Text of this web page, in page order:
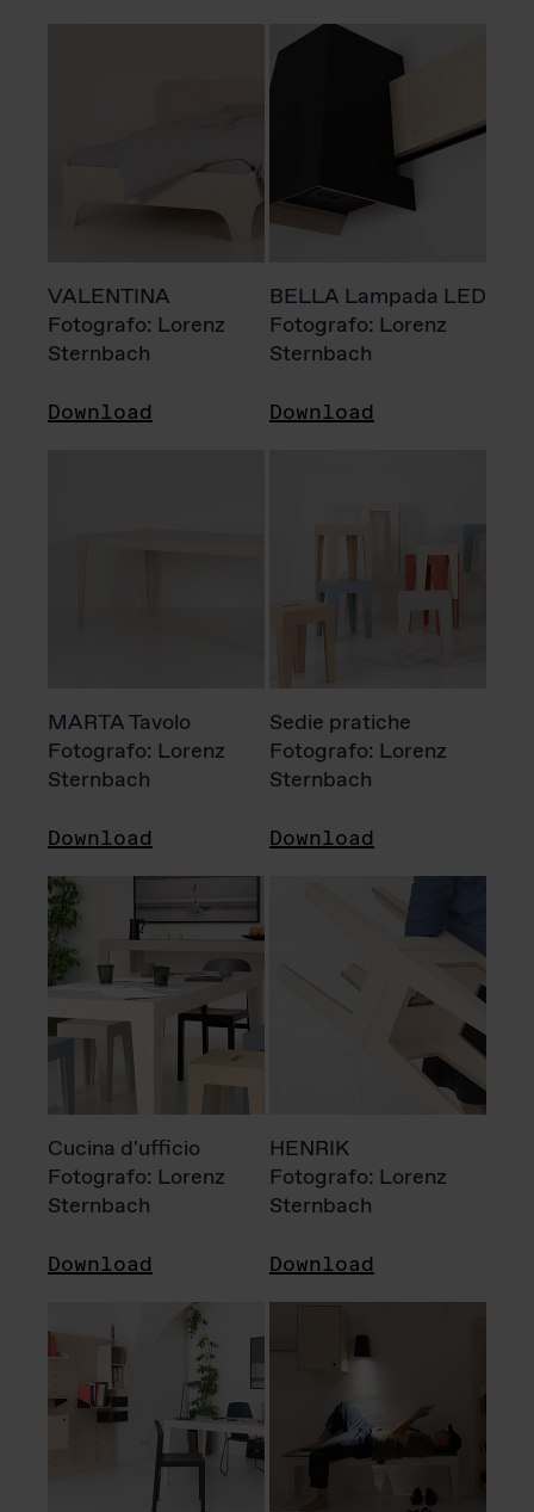
VALENTINA
Fotografo: Lorenz
Sternbach
Download
BELLA Lampada LED
Fotografo: Lorenz
Sternbach
Download
MARTA Tavolo
Fotografo: Lorenz
Sternbach
Download
Sedie pratiche
Fotografo: Lorenz
Sternbach
Download
Cucina d'ufficio
Fotografo: Lorenz
Sternbach
Download
HENRIK
Fotografo: Lorenz
Sternbach
Download